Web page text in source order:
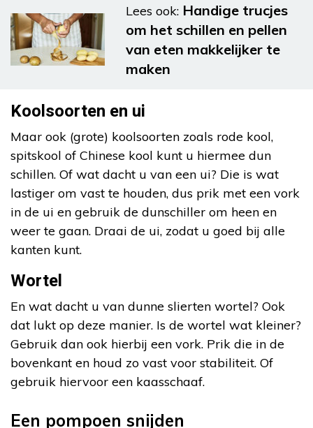
Lees ook: Handige trucjes
om het schillen en pellen
van eten makkelijker te
maken
Koolsoorten en ui
Maar ook (grote) koolsoorten zoals rode kool,
spitskool of Chinese kool kunt u hiermee dun
schillen. Of wat dacht u van een ui? Die is wat
lastiger om vast te houden, dus prik met een vork
in de ui en gebruik de dunschiller om heen en
weer te gaan. Draai de ui, zodat u goed bij alle
kanten kunt.
Wortel
En wat dacht u van dunne slierten wortel? Ook
dat lukt op deze manier. Is de wortel wat kleiner?
Gebruik dan ook hierbij een vork. Prik die in de
bovenkant en houd zo vast voor stabiliteit. Of
gebruik hiervoor een kaasschaaf.
Een pompoen snijden